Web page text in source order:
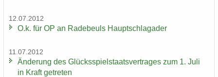
12.07.2012
O.k. für OP an Ra­de­beuls Haupt­schlag­ader
11.07.2012
Än­de­rung des Glücks­spiel­staats­ver­tra­ges zum 1. Juli
in Kraft ge­tre­ten